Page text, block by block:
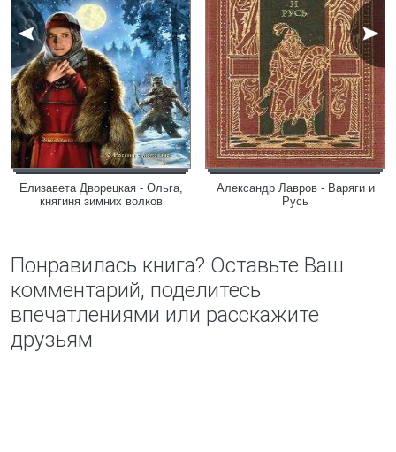
Елизавета Дворецкая - Ольга,
княгиня зимних волков
Александр Лавров - Варяги и
Русь
Понравилась книга? Оставьте Ваш
комментарий, поделитесь
впечатлениями или расскажите
друзьям